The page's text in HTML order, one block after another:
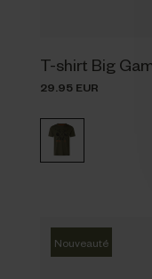
T-shirt Big
29.95 EUR
Nouveauté